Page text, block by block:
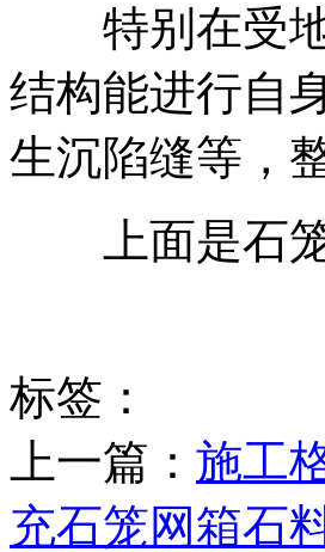
特别在受地
结构能进行自
生沉陷缝等，
上面是石笼
标签：
上一篇： 施工
充石笼网箱石